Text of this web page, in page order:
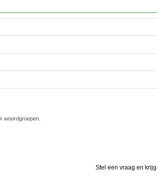
woordgroepen.
Stel een vraag en